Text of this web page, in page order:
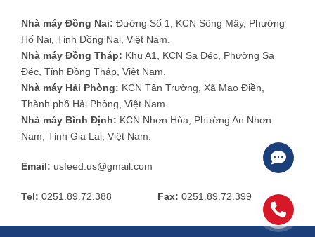
Nhà máy Đồng Nai: Đường Số 1, KCN Sông Mây, Phường
Hố Nai, Tỉnh Đồng Nai, Việt Nam.
Nhà máy Đồng Tháp: Khu A1, KCN Sa Đéc, Phường Sa
Đéc, Tỉnh Đồng Tháp, Việt Nam.
Nhà máy Hải Phòng: KCN Tân Trường, Xã Mao Điền,
Thành phố Hải Phòng, Việt Nam.
Nhà máy Bình Định: KCN Nhơn Hòa, Phường An Nhơn
Nam, Tỉnh Gia Lai, Việt Nam.
Email: usfeed.us@gmail.com
Tel: 0251.89.72.388 Fax: 0251.89.72.399